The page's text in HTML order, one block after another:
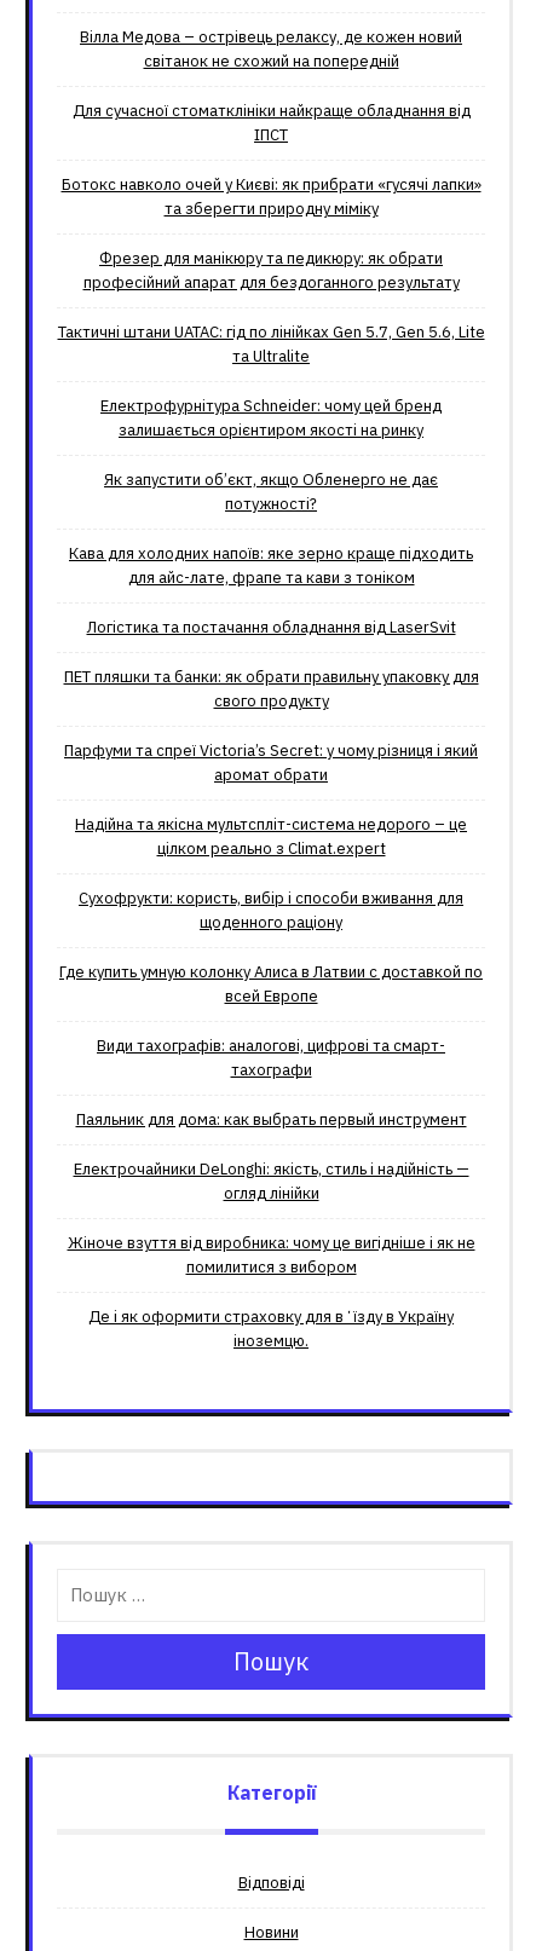
Вілла Медова – острівець релаксу, де кожен новий
світанок не схожий на попередній
Для сучасної стоматклініки найкраще обладнання від
ІПСТ
Ботокс навколо очей у Києві: як прибрати «гусячі лапки»
та зберегти природну міміку
Фрезер для манікюру та педикюру: як обрати
професійний апарат для бездоганного результату
Тактичні штани UATAC: гід по лінійках Gen 5.7, Gen 5.6, Lite
та Ultralite
Електрофурнітура Schneider: чому цей бренд
залишається орієнтиром якості на ринку
Як запустити об’єкт, якщо Обленерго не дає
потужності?
Кава для холодних напоїв: яке зерно краще підходить
для айс-лате, фрапе та кави з тоніком
Логістика та постачання обладнання від LaserSvit
ПЕТ пляшки та банки: як обрати правильну упаковку для
свого продукту
Парфуми та спреї Victoria’s Secret: у чому різниця і який
аромат обрати
Надійна та якісна мультспліт-система недорого – це
цілком реально з Climat.еxpert
Сухофрукти: користь, вибір і способи вживання для
щоденного раціону
Где купить умную колонку Алиса в Латвии с доставкой по
всей Европе
Види тахографів: аналогові, цифрові та смарт-
тахографи
Паяльник для дома: как выбрать первый инструмент
Електрочайники DeLonghi: якість, стиль і надійність —
огляд лінійки
Жіноче взуття від виробника: чому це вигідніше і як не
помилитися з вибором
Де і як оформити страховку для вʼїзду в Україну
іноземцю.
Пошук
Категорії
Відповіді
Новини